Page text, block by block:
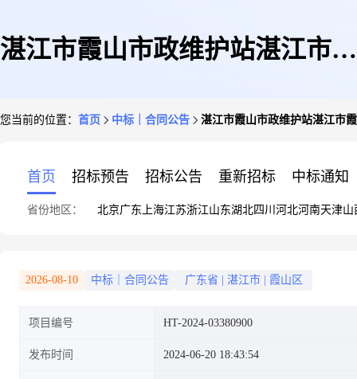
湛江市霞山市政维护站湛江市霞
您当前的位置： 首页 中标｜合同公告 湛江市霞山市政维护站湛江市
首页 招标预告 招标公告 重新招标 中标通知
省份地区： 北京广东 上海江苏浙江山东湖北四川 河北河南天津山
2026-08-10 中标｜合同公告 广东省 湛江市 霞山区
项目编号 HT-2024-03380900
发布时间 2024-06-20 18:43:54